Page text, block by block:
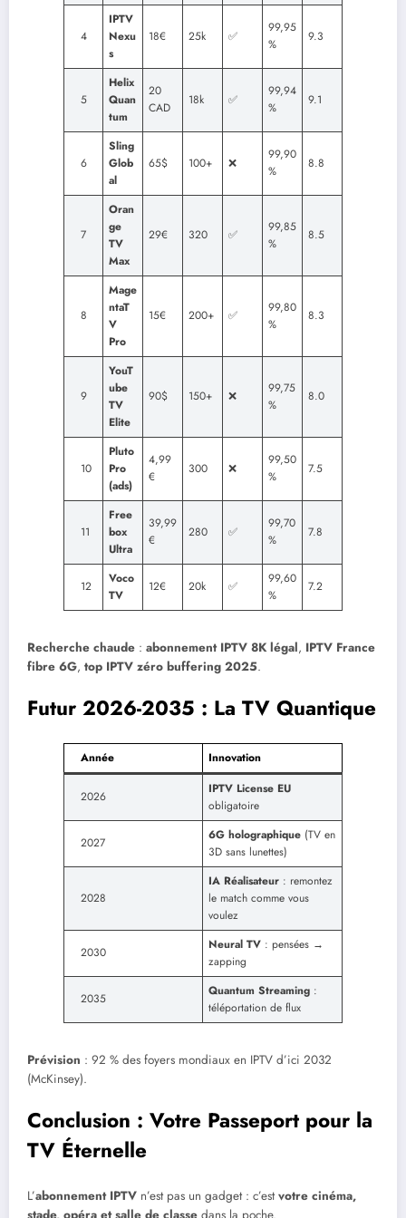
4
IPTV
Nexu
s
18€ 25k ✅
99,95
%
9.3
5
Helix
Quan
tum
20
CAD
18k ✅
99,94
%
9.1
6
Sling
Glob
al
65$ 100+ ❌
99,90
%
8.8
7
Oran
ge
TV
Max
29€ 320 ✅
99,85
%
8.5
8
Mage
ntaT
V
Pro
15€ 200+ ✅
99,80
%
8.3
9
YouT
ube
TV
Elite
90$ 150+ ❌
99,75
%
8.0
10
Pluto
Pro
(ads)
4,99
€
300 ❌
99,50
%
7.5
11
Free
box
Ultra
39,99
€
280 ✅
99,70
%
7.8
12
Voco
TV
12€ 20k ✅
99,60
%
7.2
Recherche chaude : abonnement IPTV 8K légal, IPTV France
fibre 6G, top IPTV zéro buffering 2025.
Futur 2026-2035 : La TV Quantique
Année Innovation
2026
IPTV License EU
obligatoire
2027 6G holographique (TV en
3D sans lunettes)
2028
IA Réalisateur : remontez
le match comme vous
voulez
2030 Neural TV : pensées →
zapping
2035 Quantum Streaming :
téléportation de flux
Prévision : 92 % des foyers mondiaux en IPTV d’ici 2032
(McKinsey).
Conclusion : Votre Passeport pour la
TV Éternelle
L’abonnement IPTV n’est pas un gadget : c’estvotre cinéma,